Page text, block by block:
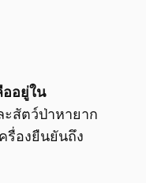
อยู่ใน
สัตว์ป่าหายาก
รื่องยืนยันถึง